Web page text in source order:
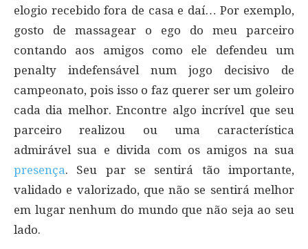
elogio recebido fora de casa e daí… Por exemplo,
gosto de massagear o ego do meu parceiro
contando aos amigos como ele defendeu um
penalty indefensável num jogo decisivo de
campeonato, pois isso o faz querer ser um goleiro
cada dia melhor. Encontre algo incrível que seu
parceiro realizou ou uma característica
admirável sua e divida com os amigos na sua
presença. Seu par se sentirá tão importante,
validado e valorizado, que não se sentirá melhor
em lugar nenhum do mundo que não seja ao seu
lado.